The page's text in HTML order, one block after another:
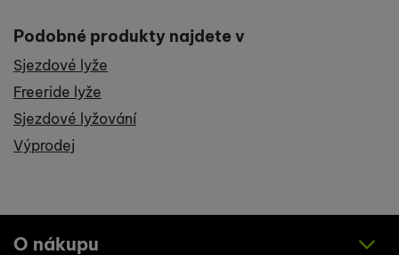
Podobné produkty najdete v
Sjezdové lyže
Freeride lyže
Sjezdové lyžování
Výprodej
O nákupu